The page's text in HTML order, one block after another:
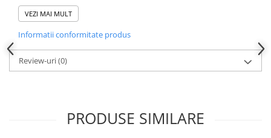
SEMINEE & VETRE EXTERIOR
ȘEMINEE PE GAZ
FOCARE PE GAZ STANDARD
FOCARE PE GAZ PREMIUM
SILICAT DE CALCIU - PLĂCI PENTRU
MONTAJ SEMINEU
Material:
Textil
VEZI MAI MULT
Informatii conformitate produs
Review-uri(0)
PRODUSE SIMILARE